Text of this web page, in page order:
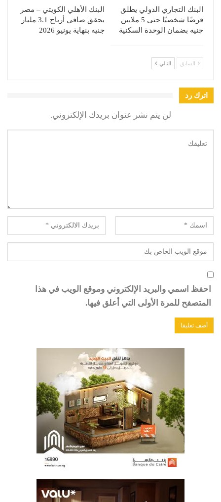
البنك التجاري الدولي يطلق
قرضًا شخصيًا حتى 5 ملايين
جنيه بضمان الوحدة السكنية
البنك الأهلي الكويتي – مصر
يحقق صافي أرباح 3.1 مليار
جنيه بنهاية يونيو 2026
السابق التالي
اترك رد
لن يتم نشر عنوان بريدك الإلكتروني.
احفظ اسمي والبريد الإلكتروني وموقع الويب في هذا
المتصفح للمرة الأولى التي أعلق فيها.